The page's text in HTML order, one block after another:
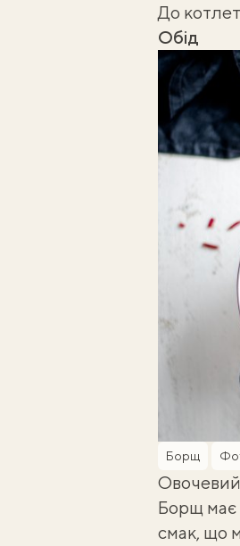
До
Обід
Борщ
Борщ має
смак, що